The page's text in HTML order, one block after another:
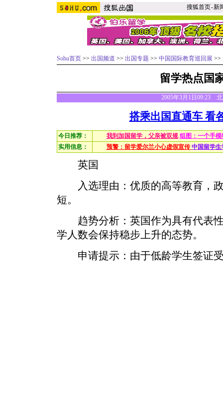
搜狐首页-新
Sohu首页 >> 出国频道 >> 出国专题 >> 中国国际教育巡回展 >>
留学热点国
2005年3月1日09:23
搭乘出国直通车 看
今日推荐： 我到加国留学，父亲被双规 组图：一个手
实用信息：
预警：留学爱尔兰小心虚假宣传 中国留学
英国
入选理由：优质的高等教育，政
短。
趋势分析：英国作为具有代表性
学人数会保持稳步上升的态势。
申请提示：由于低龄学生签证受